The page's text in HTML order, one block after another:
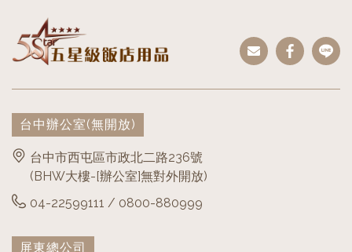
台中辦公室(無開放)
台中市西屯區市政北二路236號
(BHW大樓-[辦公室]無對外開放)
04-22599111 / 0800-880999
屏東總公司